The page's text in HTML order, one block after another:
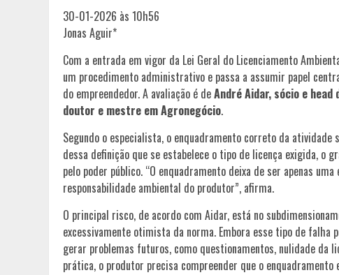
30-01-2026 às 10h56
Jonas Aguir*
Com a entrada em vigor da Lei Geral do Licenciamento
um procedimento administrativo e passa a assumir papel
do empreendedor. A avaliação é deAndré Aidar, sócio e
doutor e mestre em Agronegócio.
Segundo o especialista, o enquadramento correto da
dessa definição que se estabelece o tipo de licença exigida, o
pelo poder público. “O enquadramento deixa de ser apenas
responsabilidade ambiental do produtor”, afirma.
O principal risco, de acordo com Aidar, está no
excessivamente otimista da norma. Embora esse tipo de
gerar problemas futuros, como questionamentos, nulidade da
prática, o produtor precisa compreender que o